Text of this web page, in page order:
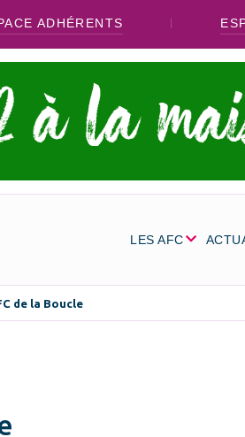
ADHÉRENTS
LES AFC
de la Boucle